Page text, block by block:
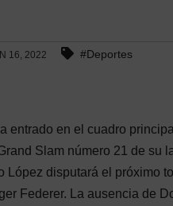
16, 2022 #Deportes
entrado en el cuadro
Slam número 21 de su
López disputará el próximo
Federer. La ausencia de